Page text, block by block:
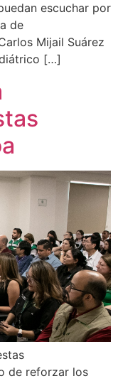
escuchar por
de
Mijail Suárez
[…]
de reforzar los